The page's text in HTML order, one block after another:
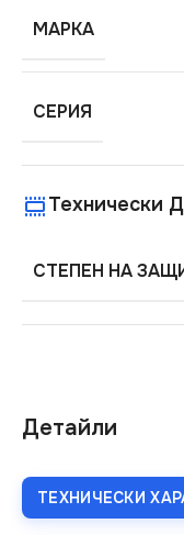
Детайли
ТЕХНИЧЕСКИ
МАРКА
СЕРИЯ
Технически
СТЕПЕН НА